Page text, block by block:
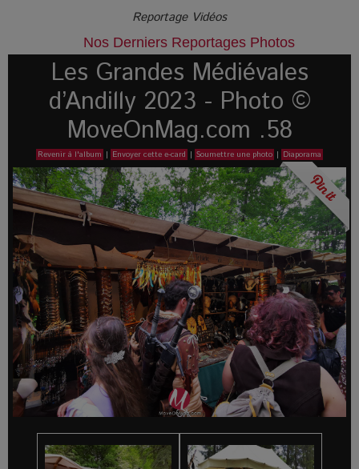
Reportage Vidéos
Nos Derniers Reportages Photos
Les Grandes Médiévales
d’Andilly 2023 - Photo ©
MoveOnMag.com .58
Revenir à l'album | Envoyer cette e-card | Soumettre une photo | Diaporama